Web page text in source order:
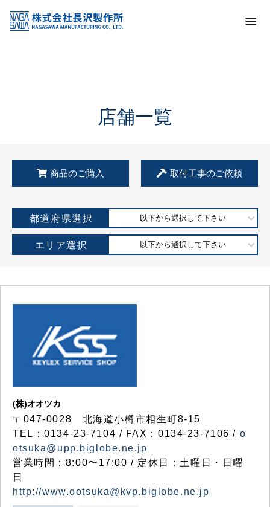
KSS加盟店・取扱店情報
店舗一覧
店舗一覧
商品のご購入 取付工事のご依頼
都道府県選択 以下から選択して下さい
エリア選択 以下から選択して下さい
(株)オオツカ
〒047-0028 北海道小樽市相生町8-15
TEL：0134-23-7104 / FAX：0134-23-7106 / o
otsuka@upp.biglobe.ne.jp
営業時間：8:00〜17:00 / 定休日：土曜日・日曜
日
http://www.ootsuka@kvp.biglobe.ne.jp